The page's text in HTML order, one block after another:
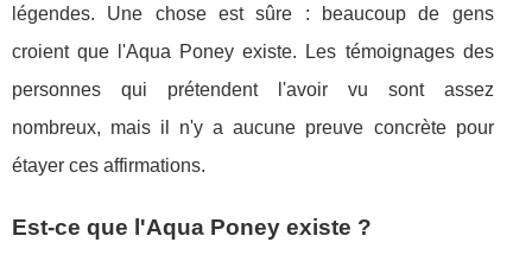
légendes. Une chose est sûre : beaucoup de gens
croient que l'Aqua Poney existe. Les témoignages des
personnes qui prétendent l'avoir vu sont assez
nombreux, mais il n'y a aucune preuve concrète pour
étayer ces affirmations.
Est-ce que l'Aqua Poney existe ?